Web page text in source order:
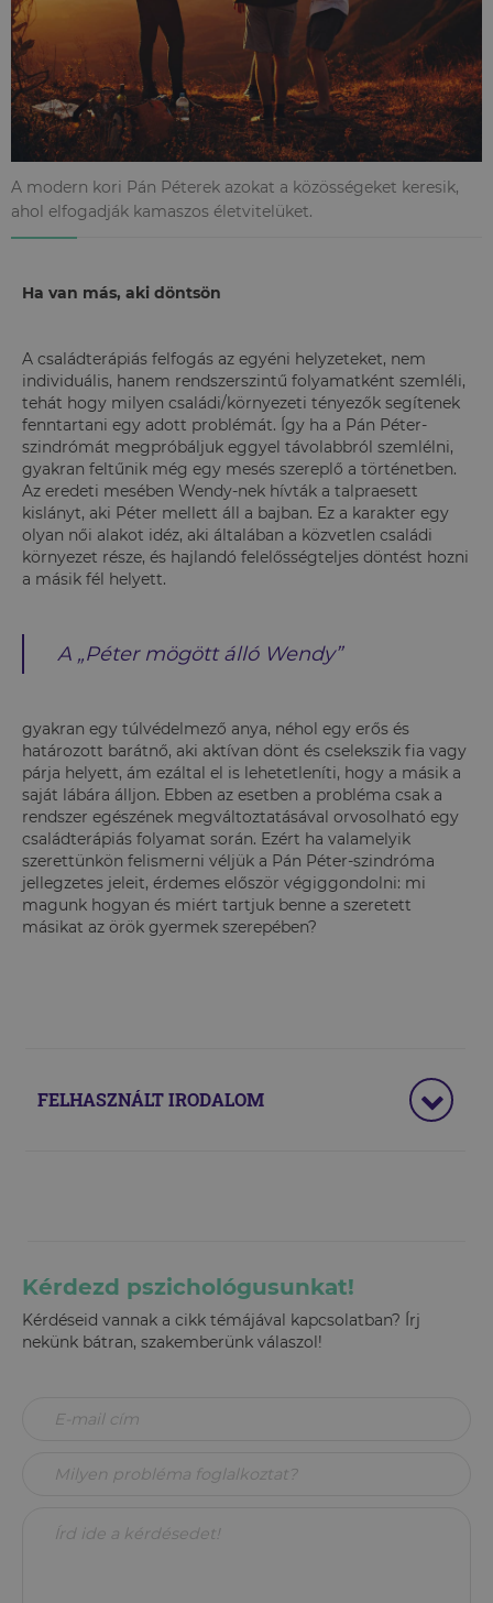
A modern kori Pán Péterek azokat a közösségeket keresik,
ahol elfogadják kamaszos életvitelüket.
Ha van más, aki döntsön
A családterápiás felfogás az egyéni helyzeteket, nem
individuális, hanem rendszerszintű folyamatként szemléli,
tehát hogy milyen családi/környezeti tényezők segítenek
fenntartani egy adott problémát. Így ha a Pán Péter-
szindrómát megpróbáljuk eggyel távolabbról szemlélni,
gyakran feltűnik még egy mesés szereplő a történetben.
Az eredeti mesében Wendy-nek hívták a talpraesett
kislányt, aki Péter mellett áll a bajban. Ez a karakter egy
olyan női alakot idéz, aki általában a közvetlen családi
környezet része, és hajlandó felelősségteljes döntést hozni
a másik fél helyett.
A „Péter mögött álló Wendy”
gyakran egy túlvédelmező anya, néhol egy erős és
határozott barátnő, aki aktívan dönt és cselekszik fia vagy
párja helyett, ám ezáltal el is lehetetleníti, hogy a másik a
saját lábára álljon. Ebben az esetben a probléma csak a
rendszer egészének megváltoztatásával orvosolható egy
családterápiás folyamat során. Ezért ha valamelyik
szerettünkön felismerni véljük a Pán Péter-szindróma
jellegzetes jeleit, érdemes először végiggondolni: mi
magunk hogyan és miért tartjuk benne a szeretett
másikat az örök gyermek szerepében?
FELHASZNÁLT IRODALOM
Kérdezd pszichológusunkat!
Kérdéseid vannak a cikk témájával kapcsolatban? Írj
nekünk bátran, szakemberünk válaszol!